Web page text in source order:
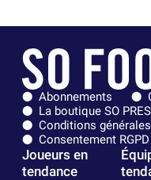
Abonnements
La boutique SO
Conditions
Consentement RGPD
Joueurs en
tendance